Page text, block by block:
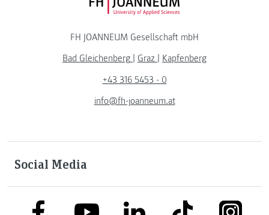
FH JOANNEUM Logo
FH JOANNEUM Gesellschaft mbH
Bad Gleichenberg
Graz
Kapfenberg
+43 316 5453 - 0
info@fh-joanneum.at
Social Media
link to facebooklink to youtubelink to linkedinlink to tiktok